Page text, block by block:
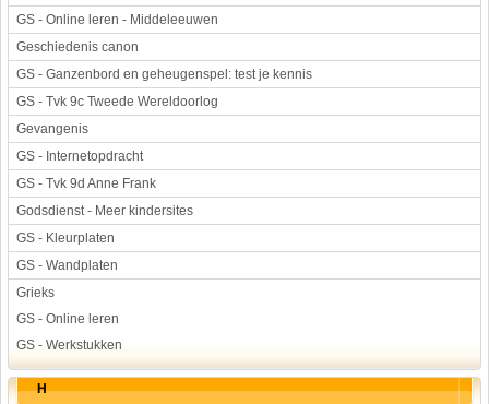
GS - Online leren - Middeleeuwen
Geschiedenis canon
GS - Ganzenbord en geheugenspel: test je kennis
GS - Tvk 9c Tweede Wereldoorlog
Gevangenis
GS - Internetopdracht
GS - Tvk 9d Anne Frank
Godsdienst - Meer kindersites
GS - Kleurplaten
GS - Wandplaten
Grieks
GS - Online leren
GS - Werkstukken
H